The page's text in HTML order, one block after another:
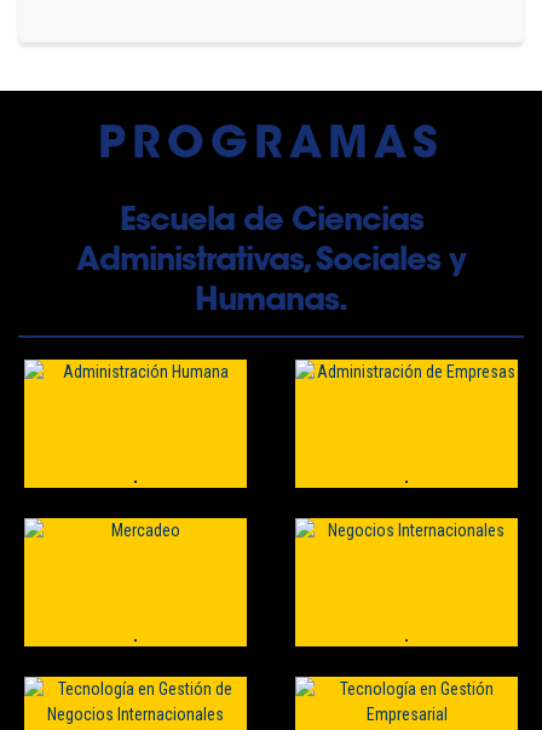
PROGRAMAS
Escuela de Ciencias
Administrativas, Sociales y
Humanas.